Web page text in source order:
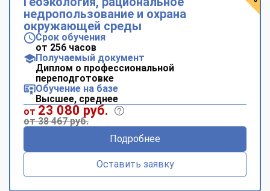
недропользование и охрана
окружающей среды
Срок обучения
от 256 часов
Получаемый документ
Диплом о профессиональной
переподготовке
Обучение на базе
Высшее, среднее
от 23 080 руб.
от 38 467 руб.
Подробнее
Оставить заявку